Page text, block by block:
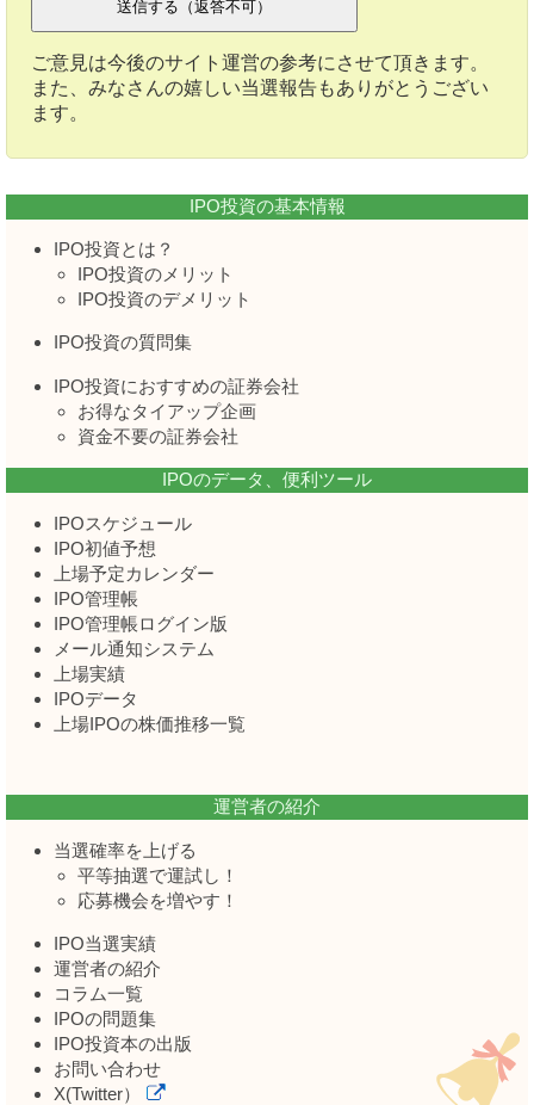
ご意見は今後のサイト運営の参考にさせて頂きます。
また、みなさんの嬉しい当選報告もありがとうござい
ます。
IPO投資の基本情報
IPO投資とは？
IPO投資のメリット
IPO投資のデメリット
IPO投資の質問集
IPO投資におすすめの証券会社
お得なタイアップ企画
資金不要の証券会社
IPOのデータ、便利ツール
IPOスケジュール
IPO初値予想
上場予定カレンダー
IPO管理帳
IPO管理帳ログイン版
メール通知システム
上場実績
IPOデータ
上場IPOの株価推移一覧
運営者の紹介
当選確率を上げる
平等抽選で運試し！
応募機会を増やす！
IPO当選実績
運営者の紹介
コラム一覧
IPOの問題集
IPO投資本の出版
お問い合わせ
X(Twitter）